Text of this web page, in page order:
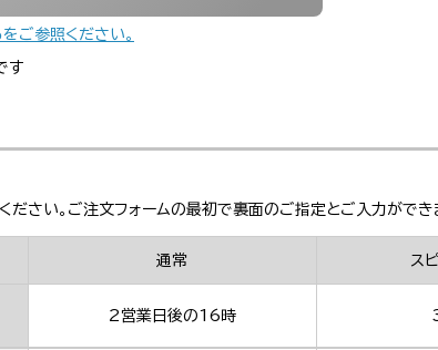
ご参照ください。
す
さい。ご注文フォームの最初で裏面のご指定とご入力ができ
通常 ス
2営業日後の16時